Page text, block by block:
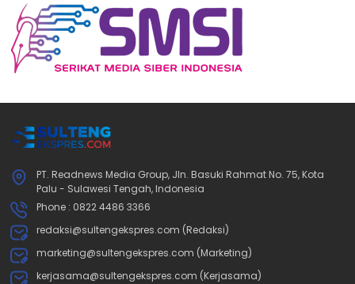
PT. Readnews Media Group, Jln. Basuki Rahmat No. 75, Kota
Palu - Sulawesi Tengah, Indonesia
Phone : 0822 4486 3366
redaksi@sultengekspres.com (Redaksi)
marketing@sultengekspres.com (Marketing)
kerjasama@sultengekspres.com (Kerjasama)